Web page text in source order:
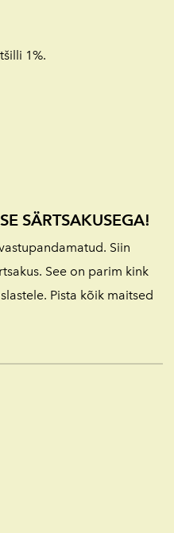
1%.
SÄRTSAKUSEGA!
Siin
See on parim kink
Pista kõik maitsed